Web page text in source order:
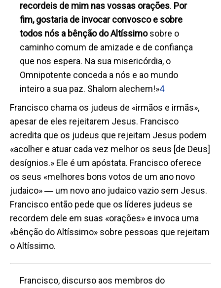
recordeis de mim nas vossas orações. Por
fim, gostaria de invocar convosco e sobre
todos nós a bênção do Altíssimosobre o
caminho comum de amizade e de confiança
que nos espera. Na sua misericórdia, o
Omnipotente conceda a nós e ao mundo
inteiro a sua paz. Shalom alechem!»4
Francisco chama os judeus de «irmãos e irmãs»,
apesar de eles rejeitarem Jesus. Francisco
acredita que os judeus que rejeitam Jesus podem
«acolher e atuar cada vez melhor os seus [de Deus]
desígnios.» Ele é um apóstata. Francisco oferece
os seus «melhores bons votos de um ano novo
judaico» ― um novo ano judaico vazio sem Jesus.
Francisco então pede que os líderes judeus se
recordem dele em suas «orações» e invoca uma
«bênção do Altíssimo» sobre pessoas que rejeitam
o Altíssimo.
Francisco, discurso aos membros do